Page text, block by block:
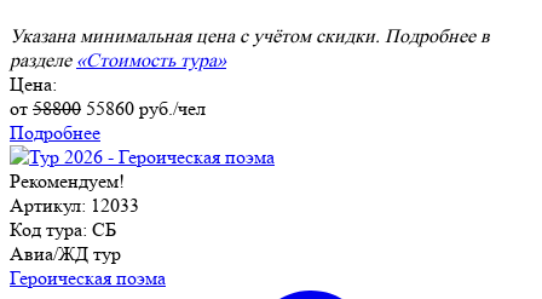
Указана минимальная цена с учётом скидки. Подробнее в
разделе «Стоимость тура»
Цена:
от 58800 55860 руб./чел
Подробнее
Рекомендуем!
Артикул: 12033
Код тура: СБ
Авиа/ЖД тур
Героическая поэма